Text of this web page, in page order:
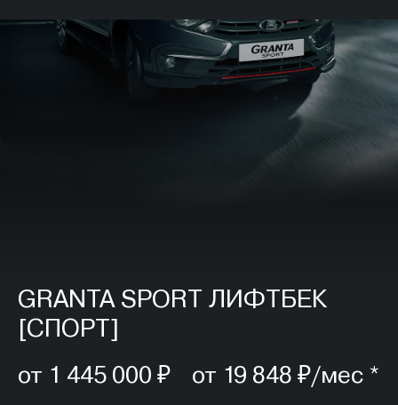
GRANTA SPORT ЛИФТБЕК
[СПОРТ]
от 1 445 000 ₽ от 19 848 ₽/мес *